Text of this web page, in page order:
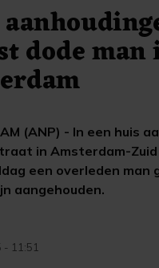
dode man
(ANP) - In een huis
in Amsterdam-Zuid
een overleden man
aangehouden.
- 11:51